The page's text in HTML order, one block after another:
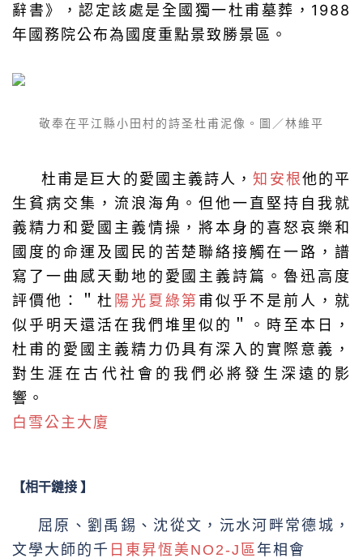
辭書》，認定該處是全國獨一杜甫墓葬，1988
年國務院公布為國度重點景致勝景區。
敬奉在平江縣小田村的詩圣杜甫泥像。圖／林維平
杜甫是巨大的愛國主義詩人，知安根他的平
生貧病交集，流浪海角。但他一直堅持自我就
義精力和愛國主義情操，將本身的喜怒哀樂和
國度的命運及國民的苦楚聯絡接觸在一路，譜
寫了一曲感天動地的愛國主義詩篇。魯迅高度
評價他：＂杜 陽光夏綠第甫似乎不是前人，就
似乎明天還活在我們堆里似的＂。時至本日，
杜甫的愛國主義精力仍具有深入的實際意義，
對生涯在古代社會的我們必將發生深遠的影
響。
白雪公主大廈
【相干鏈接 】
屈原、劉禹錫、沈從文，沅水河畔常德城，
文學大師的千 日東昇恆美NO2-J區年相會